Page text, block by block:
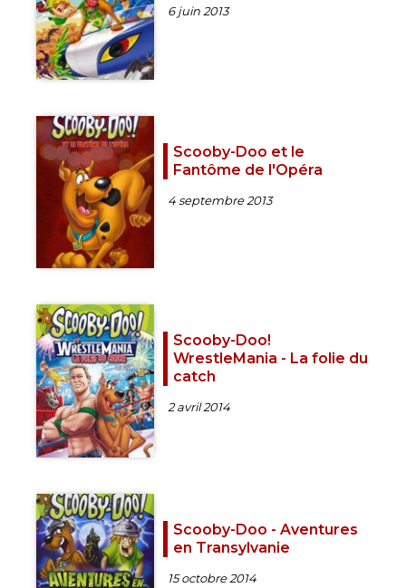
6 juin 2013
Scooby-Doo et le
Fantôme de l'Opéra
4 septembre 2013
Scooby-Doo!
WrestleMania - La folie du
catch
2 avril 2014
Scooby-Doo - Aventures
en Transylvanie
15 octobre 2014